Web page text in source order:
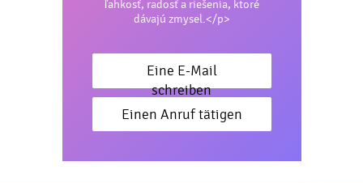
ľahkosť, radosť a riešenia, ktoré
dávajú zmysel.</p>
Eine E-Mail
schreiben
Einen Anruf tätigen